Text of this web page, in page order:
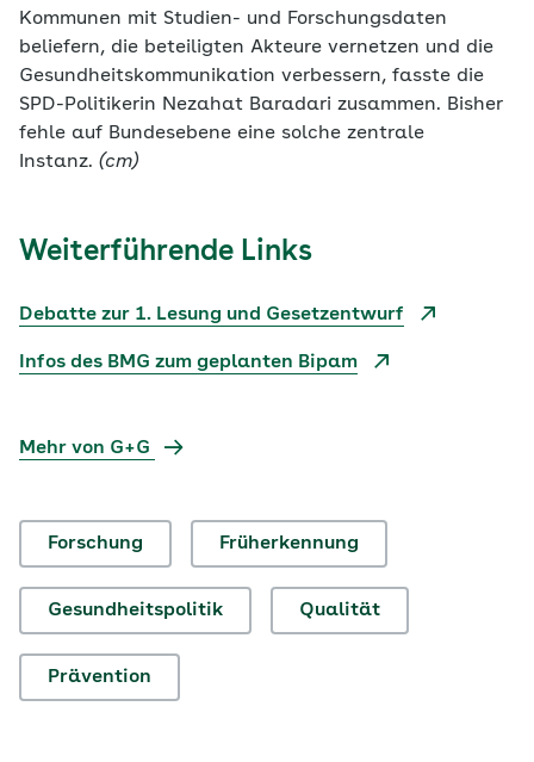
Kommunen mit Studien- und Forschungsdaten
beliefern, die beteiligten Akteure vernetzen und die
Gesundheitskommunikation verbessern, fasste die
SPD-Politikerin Nezahat Baradari zusammen. Bisher
fehle auf Bundesebene eine solche zentrale
Instanz. (cm)
Weiterführende Links
Debatte zur 1. Lesung und Gesetzentwurf
Infos des BMG zum geplanten Bipam
Mehr von G+G
Forschung Früherkennung
Gesundheitspolitik Qualität
Prävention